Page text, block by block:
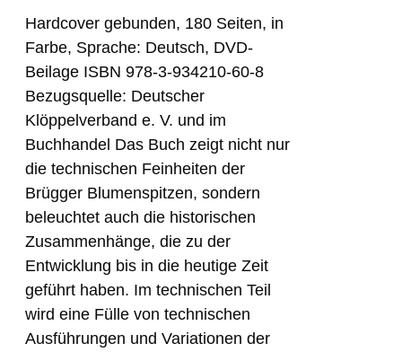
Hardcover gebunden, 180 Seiten, in
Farbe, Sprache: Deutsch, DVD-
Beilage ISBN 978-3-934210-60-8
Bezugsquelle: Deutscher
Klöppelverband e. V. und im
Buchhandel Das Buch zeigt nicht nur
die technischen Feinheiten der
Brügger Blumenspitzen, sondern
beleuchtet auch die historischen
Zusammenhänge, die zu der
Entwicklung bis in die heutige Zeit
geführt haben. Im technischen Teil
wird eine Fülle von technischen
Ausführungen und Variationen der